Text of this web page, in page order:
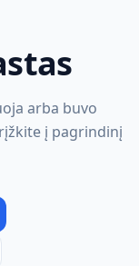
arba buvo
į pagrindinį